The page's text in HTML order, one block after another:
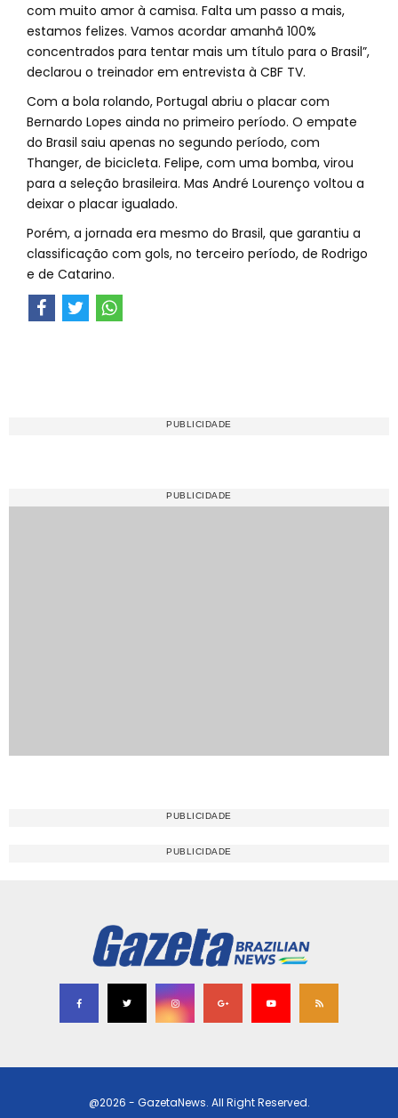
com muito amor à camisa. Falta um passo a mais,
estamos felizes. Vamos acordar amanhã 100%
concentrados para tentar mais um título para o Brasil”,
declarou o treinador em entrevista à CBF TV.
Com a bola rolando, Portugal abriu o placar com
Bernardo Lopes ainda no primeiro período. O empate
do Brasil saiu apenas no segundo período, com
Thanger, de bicicleta. Felipe, com uma bomba, virou
para a seleção brasileira. Mas André Lourenço voltou a
deixar o placar igualado.
Porém, a jornada era mesmo do Brasil, que garantiu a
classificação com gols, no terceiro período, de Rodrigo
e de Catarino.
@2026 - GazetaNews. All Right Reserved.